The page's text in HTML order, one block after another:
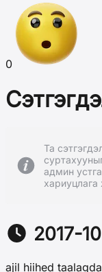
0
Та
админ
хариуцлага
2017-
ajil hiihed